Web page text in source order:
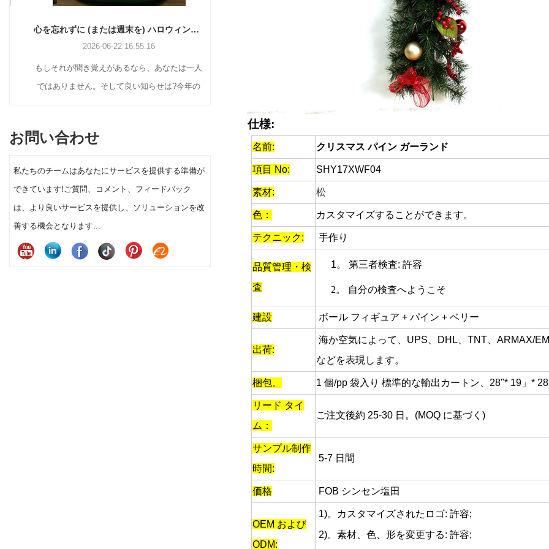
心を忘れずに (または週末を) ハロウィンの飾り付けをする方法
2026-06-22 16:55:16
もしそれが聞き覚えがあるなら、あなたは一人
ではありません。そして良い知らせは?今年の
す必要もありません。
植毛サンタ vs ブローモールド サンタ vs インフレータブル サンタ: 2026 年版完全購入者ガイド
ホリデー バイヤーの多くは、実用的な屋外ディ
スプレイ ソリューションを探しながらも、懐か
ンテージのブロー成型サンタからソフトタッチ
の植毛フィギュアや巨大なインフレータブルデ
ィスプレイまで、それぞれのスタイルが異なる
タの装飾を選択すると、ホリデーシーズンの売
上と消費者の満足度に大きな影響を与える可能
性があります。
お問い合わせ
私たちのチームはあなたにサービスを提供する準備が
できています!ご質問、コメント、フィードバック
は、より良いサービスを提供し、ソリューションを改
善する機会となります...
仕様:
名前: クリスマス パイン ガーランド
項目 No: SHY17XWF04
素材: 松
色： カスタマイズすることができます。
テクニック: 手作り
品質管理・検
査
1。 第三者検査: 許容
2。 自分の検査へようこそ
建設 ボール フィギュア + パイン + ベリー
出荷:
海か空気によって、UPS、DHL、TNT、ARMAX/
などを表現します。
梱包。 1 個/pp 袋入り 標準的な輸出カートン、28"* 19」* 28
リード タイ
ム：
ご注文後約 25-30 日。(MOQ に基づく)
サンプル制作
時間:
5-7 日間
価格 FOB シンセン塩田
OEM および
ODM:
1)。カスタマイズされたロゴ: 許容;
2)。素材、色、形を変更する: 許容;